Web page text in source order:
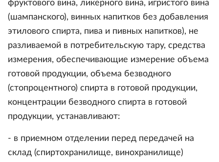
фруктового вина, ликерного вина, игристого вина
(шампанского), винных напитков без добавления
этилового спирта, пива и пивных напитков), не
разливаемой в потребительскую тару, средства
измерения, обеспечивающие измерение объема
готовой продукции, объема безводного
(стопроцентного) спирта в готовой продукции,
концентрации безводного спирта в готовой
продукции, устанавливают:
- в приемном отделении перед передачей на
склад (спиртохранилище, винохранилище)